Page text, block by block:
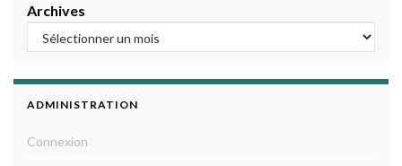
Archives
ADMINISTRATION
Connexion